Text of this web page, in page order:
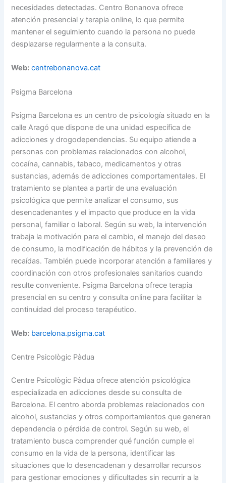
necesidades detectadas. Centro Bonanova ofrece
atención presencial y terapia online, lo que permite
mantener el seguimiento cuando la persona no puede
desplazarse regularmente a la consulta.
Web: centrebonanova.cat
Psigma Barcelona
Psigma Barcelona es un centro de psicología situado en la
calle Aragó que dispone de una unidad específica de
adicciones y drogodependencias. Su equipo atiende a
personas con problemas relacionados con alcohol,
cocaína, cannabis, tabaco, medicamentos y otras
sustancias, además de adicciones comportamentales. El
tratamiento se plantea a partir de una evaluación
psicológica que permite analizar el consumo, sus
desencadenantes y el impacto que produce en la vida
personal, familiar o laboral. Según su web, la intervención
trabaja la motivación para el cambio, el manejo del deseo
de consumo, la modificación de hábitos y la prevención de
recaídas. También puede incorporar atención a familiares y
coordinación con otros profesionales sanitarios cuando
resulte conveniente. Psigma Barcelona ofrece terapia
presencial en su centro y consulta online para facilitar la
continuidad del proceso terapéutico.
Web: barcelona.psigma.cat
Centre Psicològic Pàdua
Centre Psicològic Pàdua ofrece atención psicológica
especializada en adicciones desde su consulta de
Barcelona. El centro aborda problemas relacionados con
alcohol, sustancias y otros comportamientos que generan
dependencia o pérdida de control. Según su web, el
tratamiento busca comprender qué función cumple el
consumo en la vida de la persona, identificar las
situaciones que lo desencadenan y desarrollar recursos
para gestionar emociones y dificultades sin recurrir a la